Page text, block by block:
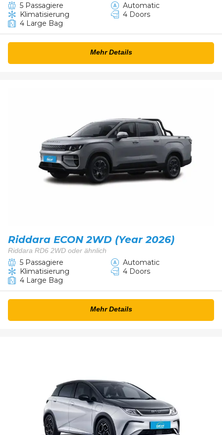
5 Passagiere
Automatic
Klimatisierung
4 Doors
4 Large Bag
Mehr Details
Riddara ECON 2WD (Year 2026)
Riddara RD6 2WD oder ähnlich
5 Passagiere
Automatic
Klimatisierung
4 Doors
4 Large Bag
Mehr Details